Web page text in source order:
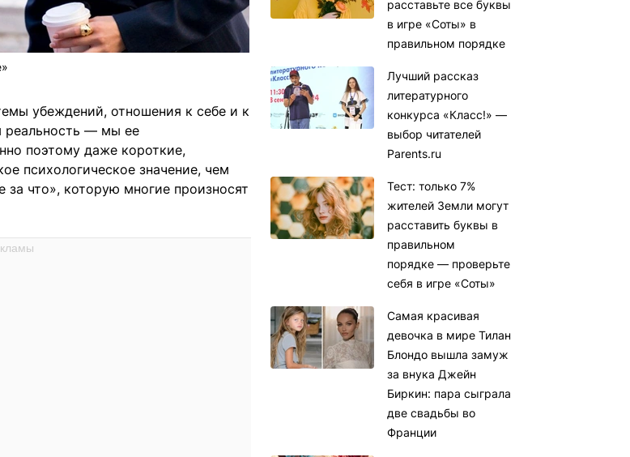
убеждений, отношения к себе и к
реальность — мы ее
поэтому даже короткие,
психологическое значение, чем
что», которую многие произносят
расставьте все буквы
в игре «Соты» в
правильном порядке
Лучший рассказ
литературного
конкурса «Класс!» —
выбор читателей
Parents.ru
Тест: только 7%
жителей Земли могут
расставить буквы в
правильном
порядке — проверьте
себя в игре «Соты»
Самая красивая
девочка в мире Тилан
Блондо вышла замуж
за внука Джейн
Биркин: пара сыграла
две свадьбы во
Франции